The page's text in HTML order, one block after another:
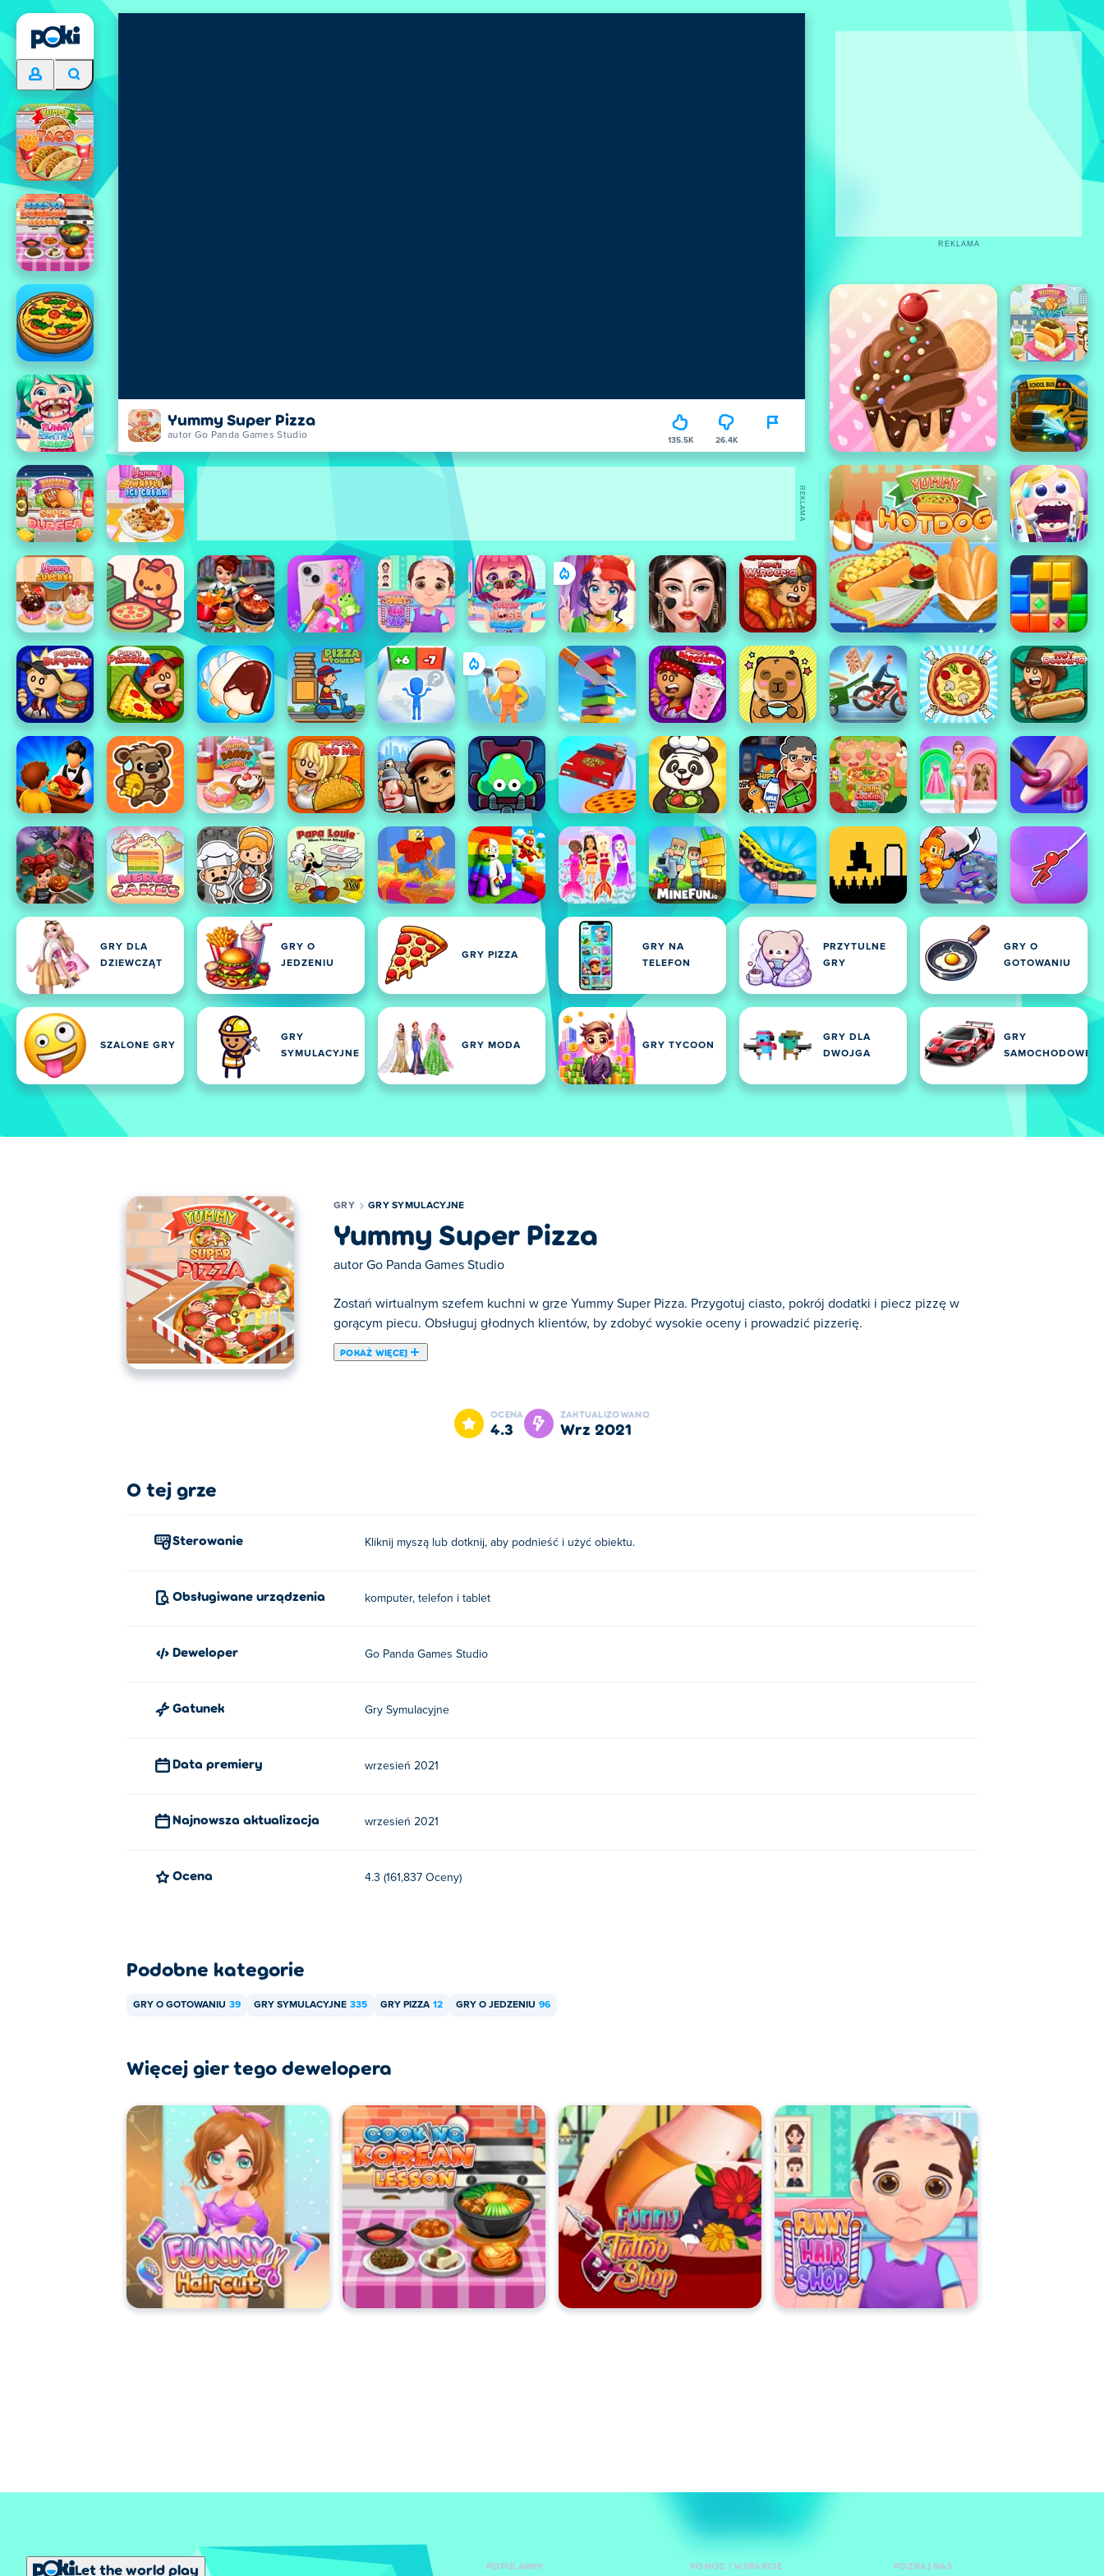
Yummy Super Pizza
autor Go Panda Games Studio 135.5K 26.4K
GRY DLA
DZIEWCZĄT
GRY O
JEDZENIU
GRY PIZZA
GRY NA
TELEFON
PRZYTULNE
GRY
GRY O
GOTOWANIU
SZALONE GRY
GRY
SYMULACYJNE
GRY MODA GRY TYCOON
GRY DLA
DWOJGA
GRY
SAMOCHODOWE
REKLAMA
REKLAMA
GRY GRY SYMULACYJNE
Yummy Super Pizza
autor Go Panda Games Studio
Zostań wirtualnym szefem kuchni w grze Yummy Super Pizza. Przygotuj ciasto, pokrój dodatki i piecz pizzę w
gorącym piecu. Obsługuj głodnych klientów, by zdobyć wysokie oceny i prowadzić pizzerię.
POKAŻ WIĘCEJ
Tutaj możesz grać w Yummy Super Pizza. Yummy Super Pizza jest jedną z naszych ulubionych gier w kategorii: Gry Symulacyjne.
OCENA
4.3
ZAKTUALIZOWANO
wrz 2021
O tej grze
Sterowanie Kliknij myszą lub dotknij, aby podnieść i użyć obiektu.
Obsługiwane urządzenia komputer, telefon i tablet
Deweloper Go Panda Games Studio
Gatunek Gry Symulacyjne
Data premiery wrzesień 2021
Najnowsza aktualizacja wrzesień 2021
Ocena 4.3 (161,837 Oceny)
Podobne kategorie
GRY O GOTOWANIU 39 GRY SYMULACYJNE 335 GRY PIZZA 12 GRY O JEDZENIU 96
Więcej gier tego dewelopera
Let the world play POPULARNY POMOC I WSPARCIE POZNAJ NAS